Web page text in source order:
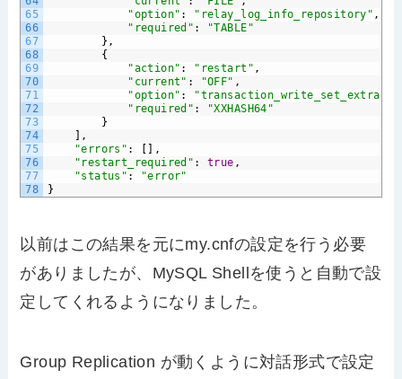
65
66
67
68
69
70
71
72
73
74
75
76
77
78
"option" : "relay_log_info_repository" ,
"required" :
"TABLE"
},
{
"action" : "restart" ,
"current" : "OFF" ,
"option" :
"required" :
"XXHASH64"
}
],
"errors" :
[],
"restart_required" : true ,
"status" :
"error"
}
以前はこの結果を元にmy.cnfの設定を行う必要
がありましたが、MySQL Shellを使うと自動で設
定してくれるようになりました。
Group Replication が動くように対話形式で設定